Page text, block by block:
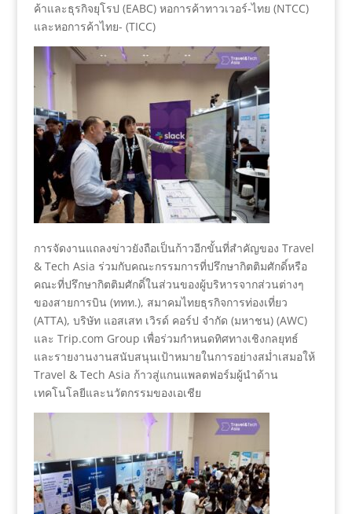
ค้าและธุรกิจยุโรป (EABC) หอการค้าทาวเวอร์-ไทย (NTCC)
และหอการค้าไทย- (TICC)
การจัดงานแถลงข่าวยังถือเป็นก้าวอีกขั้นที่สำคัญของ Travel
& Tech Asia ร่วมกับคณะกรรมการที่ปรึกษากิตติมศักดิ์หรือ
คณะที่ปรึกษากิตติมศักดิ์ในส่วนของผู้บริหารจากส่วนต่างๆ
ของสายการบิน (ททท.), สมาคมไทยธุรกิจการท่องเที่ยว
(ATTA), บริษัท แอสเสท เวิรด์ คอร์ป จำกัด (มหาชน) (AWC)
และ Trip.com Group เพื่อร่วมกำหนดทิศทางเชิงกลยุทธ์
และรายงานงานสนับสนุนเป้าหมายในการอย่างสม่ำเสมอให้
Travel & Tech Asia ก้าวสู่แกนแพลตฟอร์มผู้นำด้าน
เทคโนโลยีและนวัตกรรมของเอเชีย